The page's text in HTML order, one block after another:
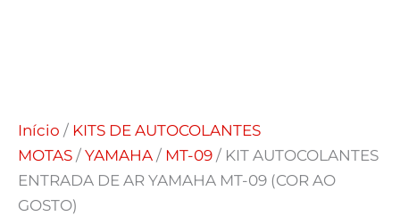
Início / KITS DE AUTOCOLANTES
MOTAS / YAMAHA / MT-09 / KIT AUTOCOLANTES
ENTRADA DE AR YAMAHA MT-09 (COR AO
GOSTO)